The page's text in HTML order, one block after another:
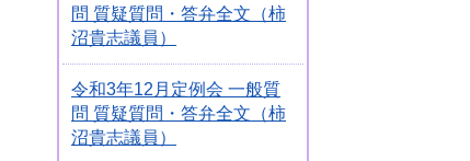
問 質疑質問・答弁全文（柿
沼貴志議員）
令和3年12月定例会 一般質
問 質疑質問・答弁全文（柿
沼貴志議員）